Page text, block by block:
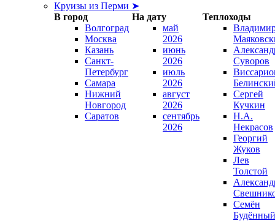
Круизы из Перми ➤
В город
На дату
Теплоходы
Волгоград
Москва
Казань
Санкт-
Петербург
Самара
Нижний
Новгород
Саратов
май
2026
июнь
2026
июль
2026
август
2026
сентябрь
2026
Суворов
Сергей
Кучкин
Н.А.
Некрасов
Георгий
Жуков
Лев
Толстой
Семён
Будённый